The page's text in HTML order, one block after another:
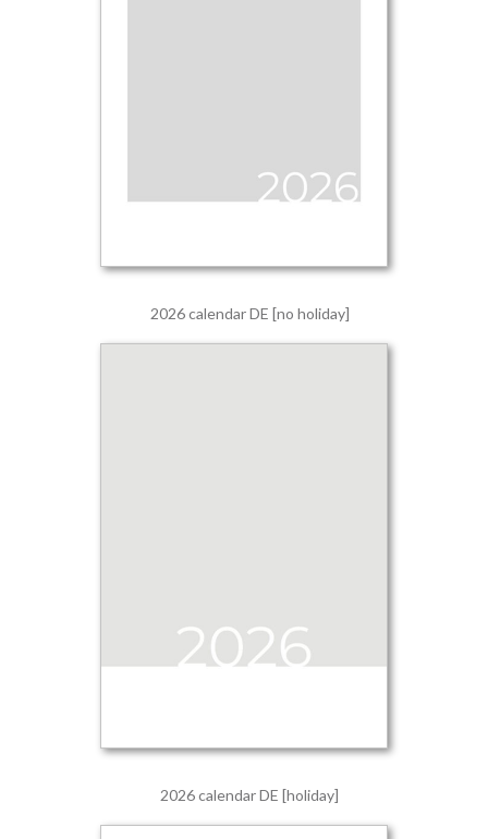
2026 calendar DE [no holiday]
2026 calendar DE [holiday]